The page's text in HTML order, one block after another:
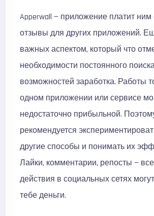
Apperwall — приложение платит ним
отзывы для других приложений.
важных аспектом, который что
необходимости постоянного
возможностей заработка. Работы
одном приложении или сервисе
недостаточно прибыльной.
рекомендуется
другие способы и понимать их
Лайки, комментарии, репосты —
действия в социальных сетях
тебе деньги.